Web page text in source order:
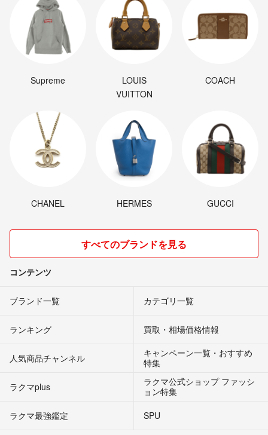
Supreme
LOUIS
VUITTON
COACH
CHANEL HERMES GUCCI
すべてのブランドを見る
コンテンツ
ブランド一覧 カテゴリ一覧
ランキング 買取・相場価格情報
人気商品チャンネル
キャンペーン一覧・おすすめ
特集
ラクマplus
ラクマ公式ショップ ファッシ
ョン特集
ラクマ最強鑑定
SPU